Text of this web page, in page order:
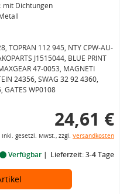
mit Dichtungen
TOPRAN 112 945, NTY CPW-AU-
J1515044, BLUE PRINT
47-0053, MAGNETI
24356, SWAG 32 92 4360,
GATES WP0108
24,61 €
inkl. gesetzl. MwSt., zzgl. Versandkosten
Verfügbar Lieferzeit: 3-4 Tage